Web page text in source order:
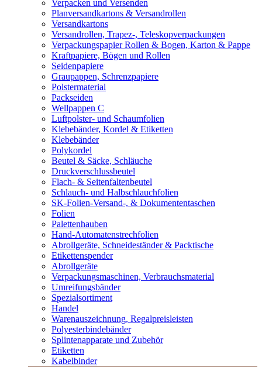
Verpacken und Versenden
Planversandkartons & Versandrollen
Versandkartons
Versandrollen, Trapez-, Teleskopverpackungen
Verpackungspapier Rollen & Bogen, Karton & Pappe
Kraftpapiere, Bögen und Rollen
Seidenpapiere
Graupappen, Schrenzpapiere
Polstermaterial
Packseiden
Wellpappen C
Luftpolster- und Schaumfolien
Klebebänder, Kordel & Etiketten
Klebebänder
Polykordel
Beutel & Säcke, Schläuche
Druckverschlussbeutel
Flach- & Seitenfaltenbeutel
Schlauch- und Halbschlauchfolien
SK-Folien-Versand-, & Dokumententaschen
Folien
Palettenhauben
Hand-Automatenstrechfolien
Abrollgeräte, Schneideständer & Packtische
Etikettenspender
Abrollgeräte
Verpackungsmaschinen, Verbrauchsmaterial
Umreifungsbänder
Spezialsortiment
Handel
Warenauszeichnung, Regalpreisleisten
Polyesterbindebänder
Splintenapparate und Zubehör
Etiketten
Kabelbinder